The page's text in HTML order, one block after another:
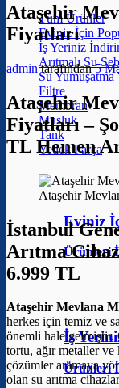
Tüm Ürünler
Eviniz İçin
İş Yeriniz
Arıtmalı Su
Su Yumuşatma
Filtre
Membran
Musluk
Tank
Yedek Parça
Eviniz
Ürünleri
İş
Ürünleri
Ataşehir
Fiyatları
admintarafından 5
Ataşehir
Fiyatları –
TL Hemen
Ataşehir
İstanbul
Arıtma
6.999 TL
Ataşehir Mevlana
herkes için temiz ve
önemli hale gelmiştir.
tortu, ağır metaller ve
çözümler aramaya
olan su arıtma